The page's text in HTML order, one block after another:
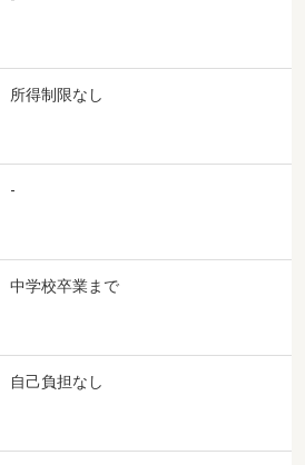
所得制限なし
-
中学校卒業まで
自己負担なし